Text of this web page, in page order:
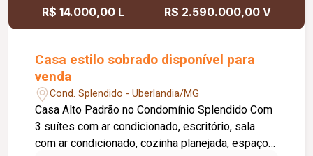
R$ 14.000,00 L R$ 2.590.000,00 V
Casa estilo sobrado disponível para
venda
Cond. Splendido - Uberlandia/MG
Casa Alto Padrão no Condomínio Splendido Com
3 suítes com ar condicionado, escritório, sala
com ar condicionado, cozinha planejada, espaço